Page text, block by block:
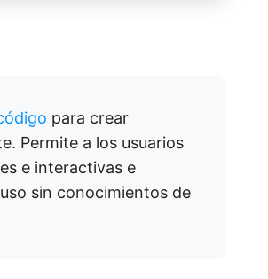
para crear
Permite a los usuarios
e interactivas e
sin conocimientos de